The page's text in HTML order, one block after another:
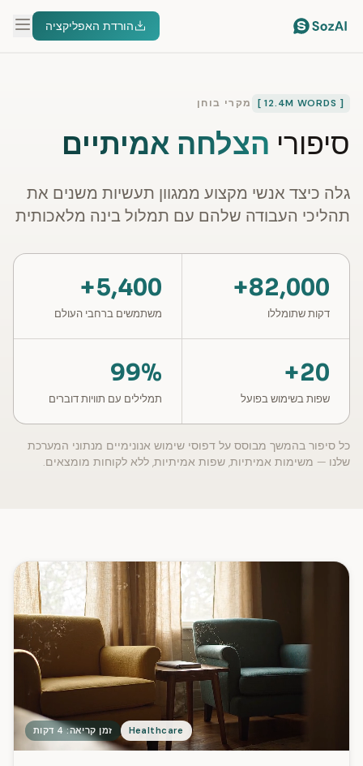
הורדת האפליקציה
[ 12.4M WORDS ] מקרי בוחן
סיפורי הצלחה אמיתיים
גלה כיצד אנשי מקצוע ממגוון תעשיות משנים את
תהליכי העבודה שלהם עם תמלול בינה מלאכותית
82,000+
דקות שתומללו
5,400+
משתמשים ברחבי העולם
20+
שפות בשימוש בפועל
99%
תמלילים עם תוויות דוברים
כל סיפור בהמשך מבוסס על דפוסי שימוש אנונימיים מנתוני המערכת
שלנו — משימות אמיתיות, שפות אמיתיות, ללא לקוחות מומצאים.
Healthcare זמן קריאה: 4 דקות